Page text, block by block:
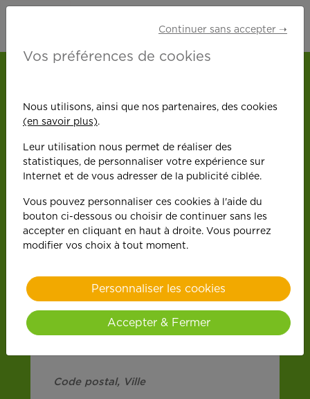
On est toujours plus
performantquand on
y met du cœur !
Continuer sans accepter ➝
Vos préférences de cookies
Nous utilisons, ainsi que nos partenaires, des cookies
(en savoir plus).
Leur utilisation nous permet de réaliser des
statistiques, de personnaliser votre expérience sur
Internet et de vous adresser de la publicité ciblée.
Vous pouvez personnaliser ces cookies à l'aide du
bouton ci-dessous ou choisir de continuer sans les
accepter en cliquant en haut à droite. Vous pourrez
modifier vos choix à tout moment.
Personnaliser les cookies
Accepter & Fermer